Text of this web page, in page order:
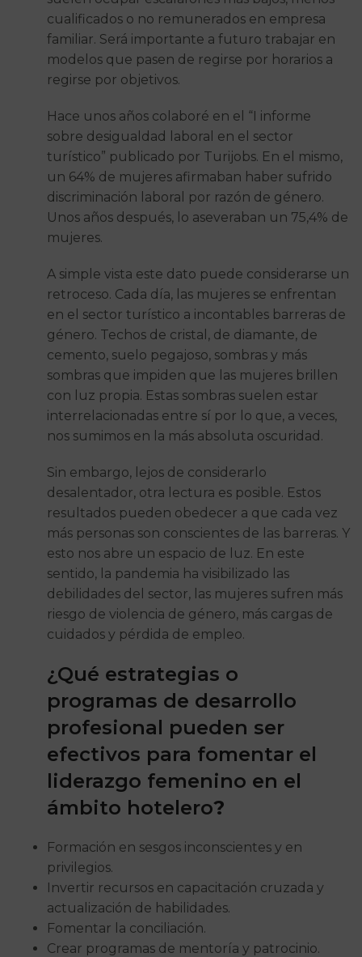
cualificados o no remunerados en empresa
familiar. Será importante a futuro trabajar en
modelos que pasen de regirse por horarios a
regirse por objetivos.
Hace unos años colaboré en el “I informe
sobre desigualdad laboral en el sector
turístico” publicado por Turijobs. En el mismo,
un 64% de mujeres afirmaban haber sufrido
discriminación laboral por razón de género.
Unos años después, lo aseveraban un 75,4% de
mujeres.
A simple vista este dato puede considerarse un
retroceso. Cada día, las mujeres se enfrentan
en el sector turístico a incontables barreras de
género. Techos de cristal, de diamante, de
cemento, suelo pegajoso, sombras y más
sombras que impiden que las mujeres brillen
con luz propia. Estas sombras suelen estar
interrelacionadas entre sí por lo que, a veces,
nos sumimos en la más absoluta oscuridad.
Sin embargo, lejos de considerarlo
desalentador, otra lectura es posible. Estos
resultados pueden obedecer a que cada vez
más personas son conscientes de las barreras. Y
esto nos abre un espacio de luz. En este
sentido, la pandemia ha visibilizado las
debilidades del sector, las mujeres sufren más
riesgo de violencia de género, más cargas de
cuidados y pérdida de empleo.
¿Qué estrategias o
programas de desarrollo
profesional pueden ser
efectivos para fomentar el
liderazgo femenino en el
ámbito hotelero?
Formación en sesgos inconscientes y en
privilegios.
Invertir recursos en capacitación cruzada y
actualización de habilidades.
Fomentar la conciliación.
Crear programas de mentoría y patrocinio.